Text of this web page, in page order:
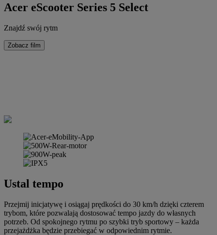
Acer eScooter Series 5 Select
Znajdź swój rytm
Zobacz film
Ustal tempo
Przejmij inicjatywę i osiągaj prędkości do 30 km/h dzięki czterem
trybom, które pozwalają dostosować tempo jazdy do własnych
potrzeb. Od spokojnego rytmu po szybki tryb sportowy – każda
przejażdżka będzie przebiegać w odpowiednim rytmie.